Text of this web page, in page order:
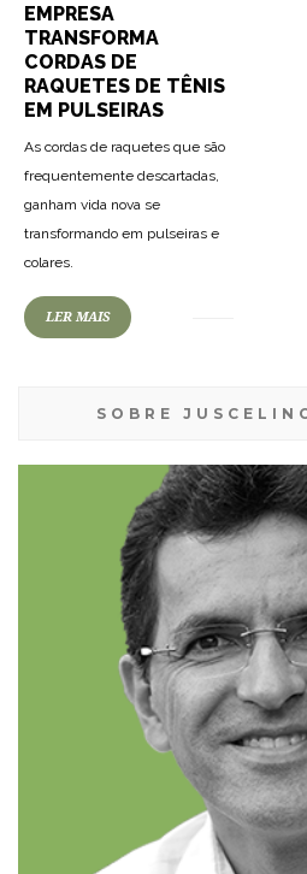
EMPRESA
TRANSFORMA
CORDAS DE
RAQUETES DE TÊNIS
EM PULSEIRAS
As cordas de raquetes que são
frequentemente descartadas,
ganham vida nova se
transformando em pulseiras e
colares.
LER MAIS
SOBRE